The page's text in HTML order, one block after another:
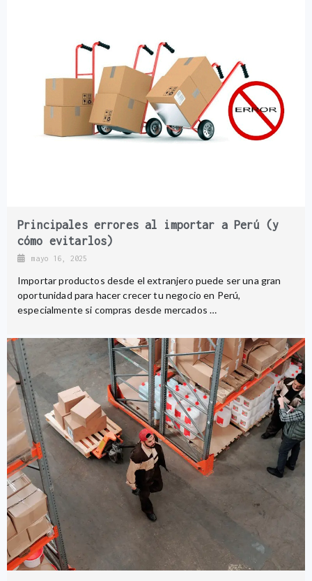
Principales errores al importar a Perú (y
cómo evitarlos)
mayo 16, 2025
Importar productos desde el extranjero puede ser una gran
oportunidad para hacer crecer tu negocio en Perú,
especialmente si compras desde mercados …